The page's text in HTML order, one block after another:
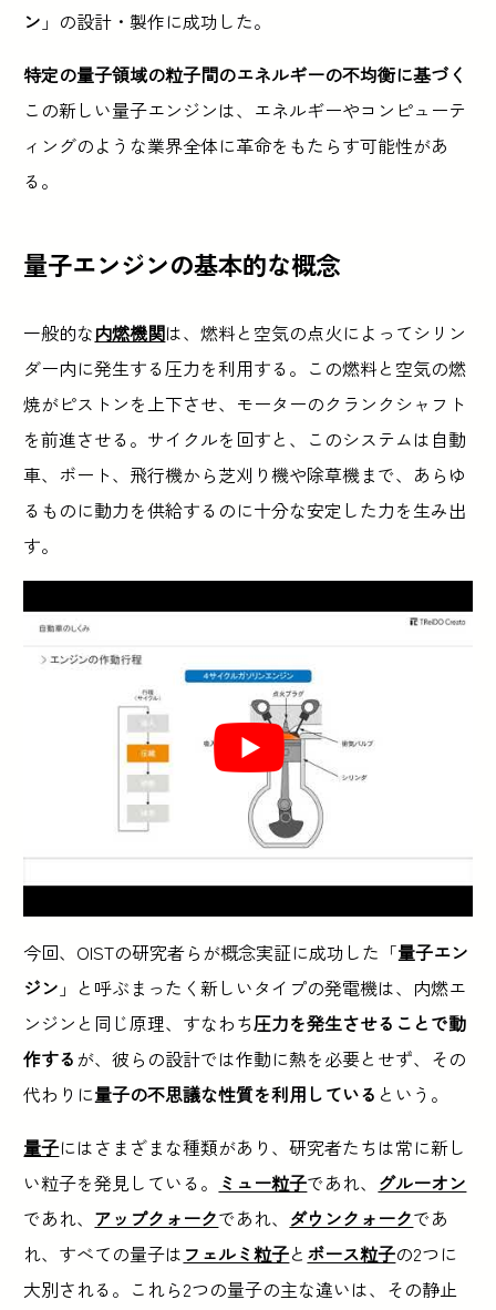
ン 」の設計・製作に成功した。
特定の量子領域の粒子間のエネルギーの不均衡に基づく
この新しい量子エンジンは、エネルギーやコンピューテ
ィングのような業界全体に革命をもたらす可能性があ
る。
量子エンジンの基本的な概念
一般的な内燃機関は、燃料と空気の点火によってシリン
ダー内に発生する圧力を利用する。この燃料と空気の燃
焼がピストンを上下させ、モーターのクランクシャフト
を前進させる。サイクルを回すと、このシステムは自動
車、ボート、飛行機から芝刈り機や除草機まで、あらゆ
るものに動力を供給するのに十分な安定した力を生み出
す。
今回、OISTの研究者らが概念実証に成功した「量子エン
ジン 」と呼ぶまったく新しいタイプの発電機は、内燃エ
ンジンと同じ原理、すなわち圧力を発生させることで動
作するが、彼らの設計では作動に熱を必要とせず、その
代わりに量子の不思議な性質を利用している という。
量子にはさまざまな種類があり、研究者たちは常に新し
い粒子を発見している。 ミュー粒子であれ、 グルーオン
であれ、 アップクォークであれ、 ダウンクォークであ
れ、すべての量子は フェルミ粒子と ボース粒子の2つに
大別される。これら2つの量子の主な違いは、その静止